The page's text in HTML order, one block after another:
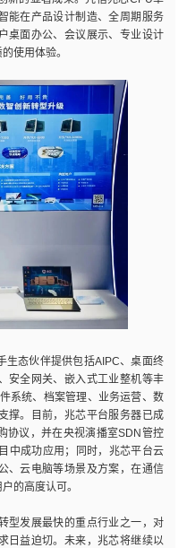
能在产品设计制造、全周期服务
桌面办公、会议展示、专业设计
使用体验。
生态伙伴提供包括AIPC、桌面终
安全网关、嵌入式工业整机等丰
系统、档案管理、业务运营、数
撑。目前，兆芯平台服务器已成
协议，并在央视演播室SDN管控
中成功应用；同时，兆芯平台云
、云电脑等场景及方案，在通信
的高度认可。
型发展最快的重点行业之一，对
日益迫切。未来，兆芯将继续以